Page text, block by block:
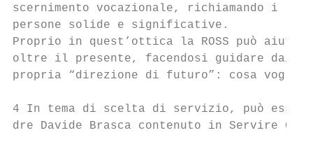
scernimento vocazionale, richiamando i
persone solide e significative.
Proprio in quest’ottica la ROSS può
oltre il presente, facendosi guidare dai
propria “direzione di futuro”: cosa voglio
4 In tema di scelta di servizio, può
dre Davide Brasca contenuto in Servire 04/